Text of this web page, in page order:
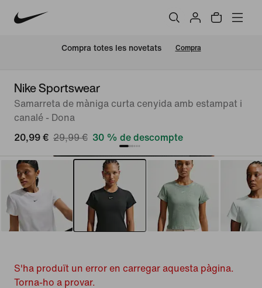
Compra totes les novetats Compra
Nike Sportswear
Samarreta de màniga curta cenyida amb estampat i
canalé - Dona
20,99 € 29,99 € 30 % de descompte
S'ha produït un error en carregar aquesta pàgina.
Torna-ho a provar.